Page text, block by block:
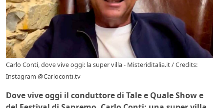
Carlo Conti, dove vive oggi: la super villa - Misteriditalia.it / Credits:
Instagram @Carloconti.tv
Dove vive oggi il conduttore di Tale e Quale Show e